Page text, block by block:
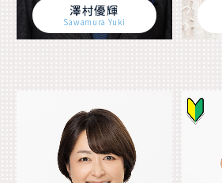
澤村優輝
Sawamura Yuki